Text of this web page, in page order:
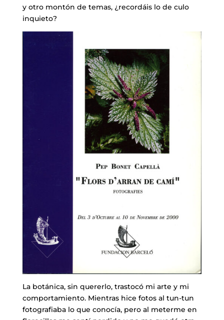
y otro montón de temas, ¿recordáis lo de culo
inquieto?
La botánica, sin quererlo, trastocó mi arte y mi
comportamiento. Mientras hice fotos al tun-tun
fotografiaba lo que conocía, pero al meterme en